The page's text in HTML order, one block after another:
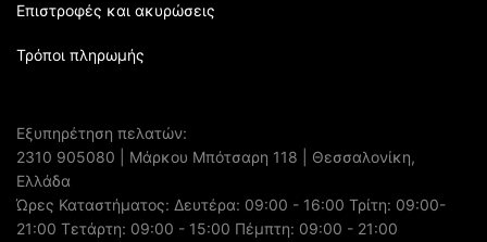
Επιστροφές και ακυρώσεις
Τρόποι πληρωμής
Εξυπηρέτηση πελατών:
2310 905080 | Μάρκου Μπότσαρη 118 | Θεσσαλονίκη,
Ελλάδα
Ώρες Καταστήματος: Δευτέρα: 09:00 - 16:00 Τρίτη: 09:00-
21:00 Τετάρτη: 09:00 - 15:00 Πέμπτη: 09:00 - 21:00